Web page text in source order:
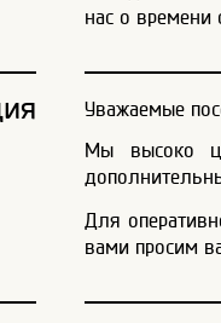
нас о времени
Уважаемые
Мы высоко
Для
вами просим